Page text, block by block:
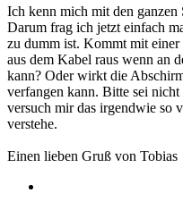
Ich kenn mich mit den ganzen
Darum frag ich jetzt einfach
zu dumm ist. Kommt mit
aus dem Kabel raus wenn an
kann? Oder wirkt die
verfangen kann. Bitte sei
versuch mir das irgendwie so
verstehe.
Einen lieben Gruß von Tobias